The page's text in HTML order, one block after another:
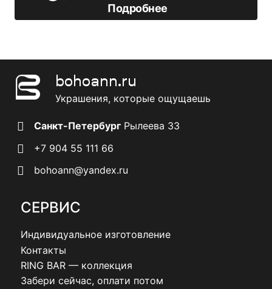
Подробнее
bohoann.ru
Украшения, которые ощущаешь
Санкт-Петербург Рылеева 33
+7 904 55 111 66
bohoann@yandex.ru
СЕРВИС
Индивидуальное изготовление
Контакты
RING BAR — коллекция
Забери сейчас, оплати потом